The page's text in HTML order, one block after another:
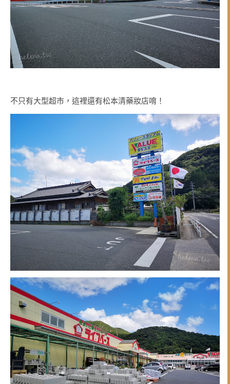
不只有大型超市，這裡還有松本清藥妝店唷！